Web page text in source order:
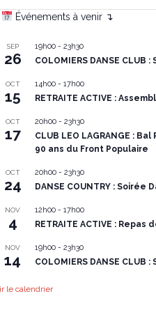
Événements à venir ↴
SEP
26
19h00 - 23h30
COLOMIERS DANSE CLUB
OCT
15
14h00 - 17h00
RETRAITE ACTIVE :
OCT
17
20h00 - 23h30
CLUB LEO LAGRANGE :
90 ans du Front Populaire
OCT
24
20h00 - 23h30
DANSE COUNTRY : Soirée
NOV
4
12h00 - 17h00
RETRAITE ACTIVE : Repas
NOV
14
19h00 - 23h30
COLOMIERS DANSE CLUB
le calendrier